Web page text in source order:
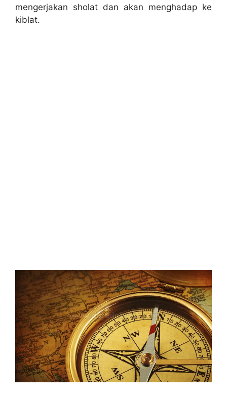
mengerjakan sholat dan akan menghadap ke
kiblat.